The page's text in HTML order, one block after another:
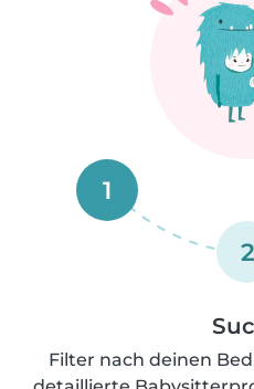
1
2
Filter nach deinen